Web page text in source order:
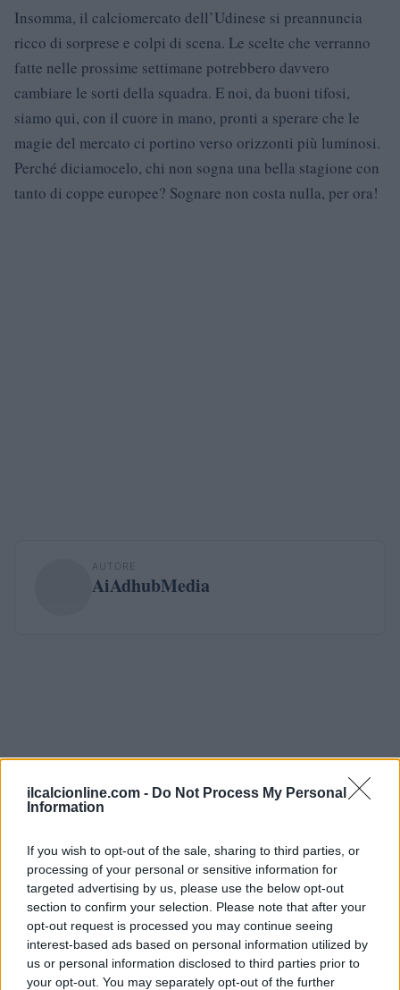
ilcalcionline.com - Do Not Process My Personal
Information
If you wish to opt-out of the sale, sharing to third parties, or
processing of your personal or sensitive information for
targeted advertising by us, please use the below opt-out
section to confirm your selection. Please note that after your
opt-out request is processed you may continue seeing
interest-based ads based on personal information utilized by
us or personal information disclosed to third parties prior to
your opt-out. You may separately opt-out of the further
Insomma, il calciomercato dell’Udinese si preannuncia
ricco di sorprese e colpi di scena. Le scelte che verranno
fatte nelle prossime settimane potrebbero davvero
cambiare le sorti della squadra. E noi, da buoni tifosi,
siamo qui, con il cuore in mano, pronti a sperare che le
magie del mercato ci portino verso orizzonti più luminosi.
Perché diciamocelo, chi non sogna una bella stagione con
tanto di coppe europee? Sognare non costa nulla, per ora!
AUTORE
AiAdhubMedia